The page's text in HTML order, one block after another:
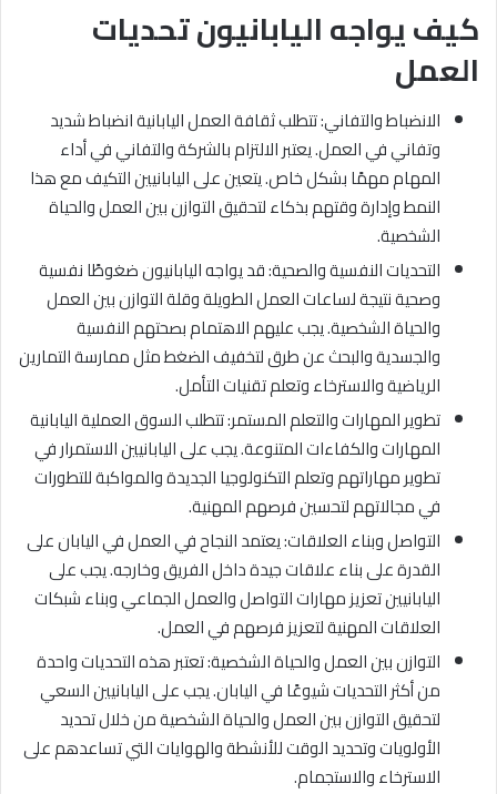
كيف يواجه اليابانيون تحديات
العمل
الانضباط والتفاني: تتطلب ثقافة العمل اليابانية انضباط شديد
وتفاني في العمل. يعتبر الالتزام بالشركة والتفاني في أداء
المهام مهمًا بشكل خاص. يتعين على اليابانيين التكيف مع هذا
النمط وإدارة وقتهم بذكاء لتحقيق التوازن بين العمل والحياة
الشخصية.
التحديات النفسية والصحية: قد يواجه اليابانيون ضغوطًا نفسية
وصحية نتيجة لساعات العمل الطويلة وقلة التوازن بين العمل
والحياة الشخصية. يجب عليهم الاهتمام بصحتهم النفسية
والجسدية والبحث عن طرق لتخفيف الضغط مثل ممارسة التمارين
الرياضية والاسترخاء وتعلم تقنيات التأمل.
تطوير المهارات والتعلم المستمر: تتطلب السوق العملية اليابانية
المهارات والكفاءات المتنوعة. يجب على اليابانيين الاستمرار في
تطوير مهاراتهم وتعلم التكنولوجيا الجديدة والمواكبة للتطورات
في مجالاتهم لتحسين فرصهم المهنية.
التواصل وبناء العلاقات: يعتمد النجاح في العمل في اليابان على
القدرة على بناء علاقات جيدة داخل الفريق وخارجه. يجب على
اليابانيين تعزيز مهارات التواصل والعمل الجماعي وبناء شبكات
العلاقات المهنية لتعزيز فرصهم في العمل.
التوازن بين العمل والحياة الشخصية: تعتبر هذه التحديات واحدة
من أكثر التحديات شيوعًا في اليابان. يجب على اليابانيين السعي
لتحقيق التوازن بين العمل والحياة الشخصية من خلال تحديد
الأولويات وتحديد الوقت للأنشطة والهوايات التي تساعدهم على
الاسترخاء والاستجمام.